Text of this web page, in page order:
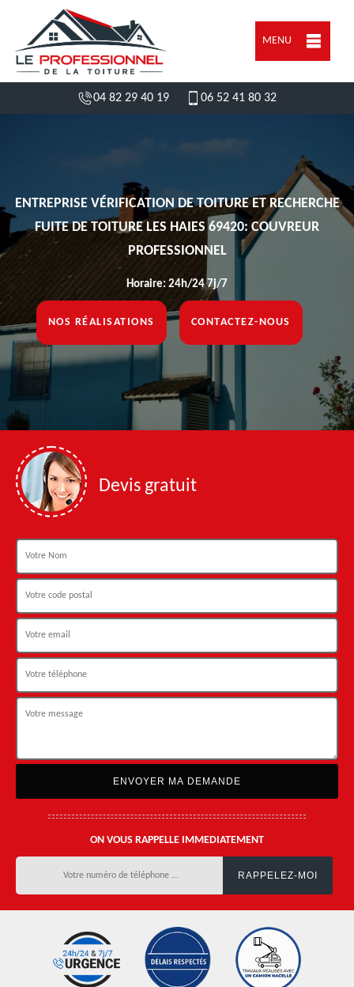
MENU
04 82 29 40 19 06 52 41 80 32
ENTREPRISE VÉRIFICATION DE TOITURE ET RECHERCHE
FUITE DE TOITURE LES HAIES 69420: COUVREUR
PROFESSIONNEL
Horaire: 24h/24 7j/7
NOS RÉALISATIONS CONTACTEZ-NOUS
Devis gratuit
ON VOUS RAPPELLE IMMEDIATEMENT